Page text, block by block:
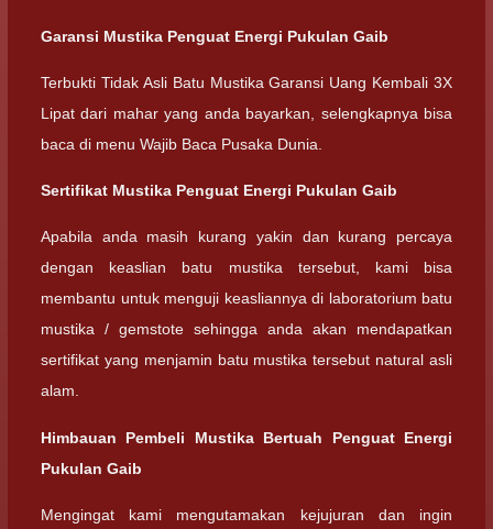
Garansi Mustika Penguat Energi Pukulan Gaib
Terbukti Tidak Asli Batu Mustika Garansi Uang Kembali 3X
Lipat dari mahar yang anda bayarkan, selengkapnya bisa
baca di menu Wajib Baca Pusaka Dunia.
Sertifikat Mustika Penguat Energi Pukulan Gaib
Apabila anda masih kurang yakin dan kurang percaya
dengan keaslian batu mustika tersebut, kami bisa
membantu untuk menguji keasliannya di laboratorium batu
mustika / gemstote sehingga anda akan mendapatkan
sertifikat yang menjamin batu mustika tersebut natural asli
alam.
Himbauan Pembeli Mustika Bertuah Penguat Energi
Pukulan Gaib
Mengingat kami mengutamakan kejujuran dan ingin